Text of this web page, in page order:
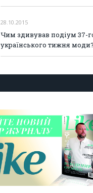
28.10.2015
Чим здивував подіум 37-
українського тижня моди?